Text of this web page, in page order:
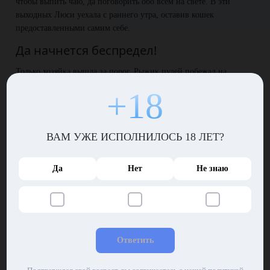
выходных Люси уехала с раннего утра, оставив кошек
предоставленными самим себе.
Да начнется беспредел!
Только хозяйка вышла за порог, Рыжик пулей побежал на
вытащил кучу еды, и усатая семейка устроила знатный обед.
Когда вкусняшки закончились, кошки продолжили праздник
мебель, Шалун достал из аквариума рыбку и, поигравшись,
до каких только смог добраться.
В доме Люси царил образцовый бардак! Вернувшись, старушка
увидела, как ее любимые котики поиграли, пока никого нет
дома. Придя в себя, Люси взяла в руку мягкий тапок и наказала
+18
ВАМ УЖЕ ИСПОЛНИЛОСЬ 18 ЛЕТ?
Да Нет Не знаю
Ответить